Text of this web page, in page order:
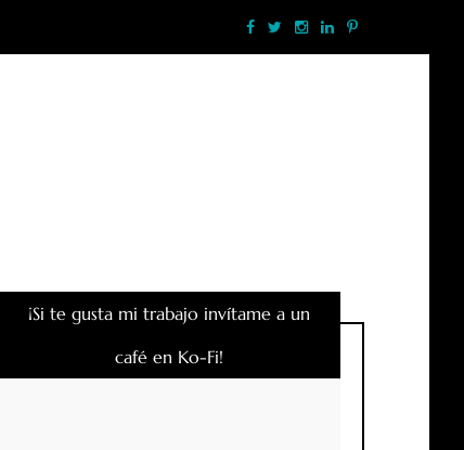
¡Si te gusta mi trabajo invítame a un
café en Ko-Fi!